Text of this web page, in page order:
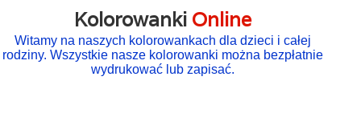
Kolorowanki Online
Witamy na naszych kolorowankach dla dzieci i całej
rodziny. Wszystkie nasze kolorowanki można bezpłatnie
wydrukować lub zapisać.